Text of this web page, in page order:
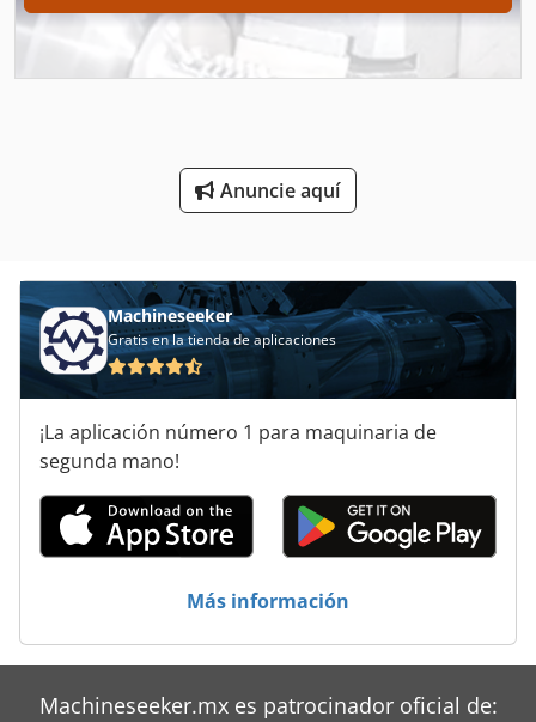
Dispositivo De Alimentación
Equipo De Almacén
Plataformas De Almacenamiento
Sistema De Alimentacion
Tanque De Almacenamiento
Tanques De Almacenamiento
Tecnología De Almacenamiento
Unidades De Almacenamiento
Volumen De Almacenamiento
Anuncie aquí
Machineseeker
Gratis en la tienda de aplicaciones
¡La aplicación número 1 para maquinaria de
segunda mano!
Más información
Machineseeker.mx es patrocinador oficial de: